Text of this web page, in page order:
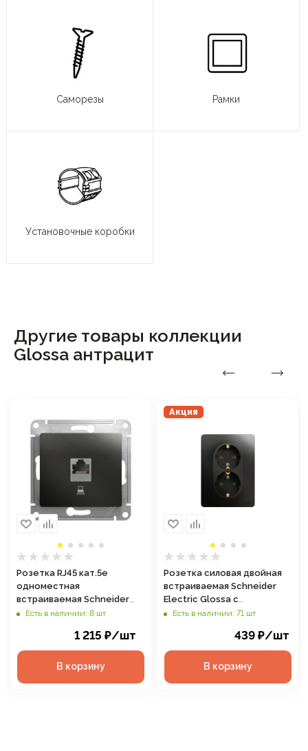
Саморезы Рамки
Установочные коробки
Другие товары коллекции
Glossa антрацит
Розетка RJ45 кат.5е
одноместная
встраиваемая Schneider
Electric Glossa цвет
Есть в наличии: 8 шт
1 215 ₽/шт
В корзину
Акция
Розетка силовая двойная
встраиваемая Schneider
Electric Glossa с
заземлением, цвет
Есть в наличии: 71 шт
439 ₽/шт
В корзину